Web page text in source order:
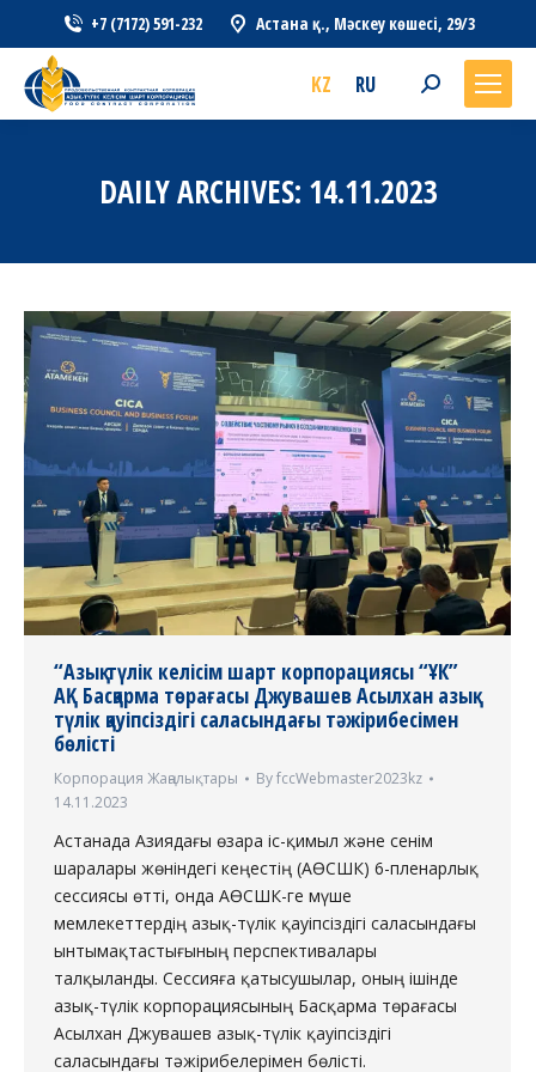
+7 (7172) 591-232 Астана қ., Мәскеу көшесі, 29/3
KZ RU Search:
DAILY ARCHIVES: 14.11.2023
“Азық-түлік келісім шарт корпорациясы “ҰК”
АҚ Басқарма төрағасы Джувашев Асылхан азық-
түлік қауіпсіздігі саласындағы тәжірибесімен
бөлісті
Корпорация Жаңалықтары ByfccWebmaster2023kz
14.11.2023
Астанада Азиядағы өзара іс-қимыл және сенім
шаралары жөніндегі кеңестің (АӨСШК) 6-пленарлық
сессиясы өтті, онда АӨСШК-ге мүше
мемлекеттердің азық-түлік қауіпсіздігі саласындағы
ынтымақтастығының перспективалары
талқыланды. Сессияға қатысушылар, оның ішінде
азық-түлік корпорациясының Басқарма төрағасы
Асылхан Джувашев азық-түлік қауіпсіздігі
саласындағы тәжірибелерімен бөлісті.